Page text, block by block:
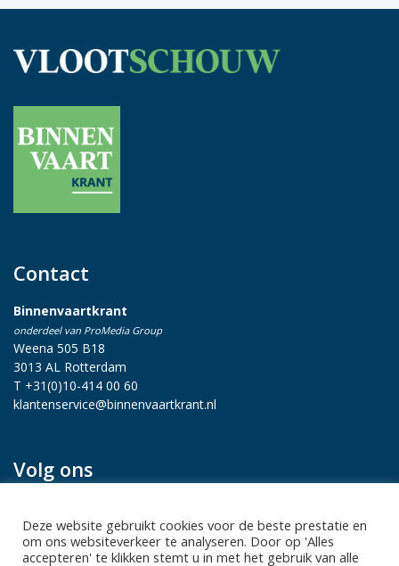
Contact
Binnenvaartkrant
onderdeel van ProMedia Group
Weena 505 B18
3013 AL Rotterdam
T +31(0)10-414 00 60
klantenservice@binnenvaartkrant.nl
Volg ons
Deze website gebruikt cookies voor de beste prestatie en
om ons websiteverkeer te analyseren. Door op 'Alles
accepteren' te klikken stemt u in met het gebruik van alle